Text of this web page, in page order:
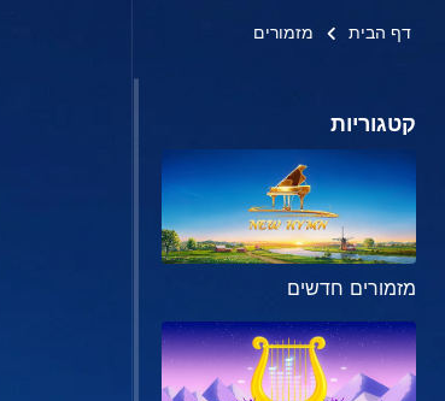
דף הבית מזמורים
קטגוריות
מזמורים חדשים